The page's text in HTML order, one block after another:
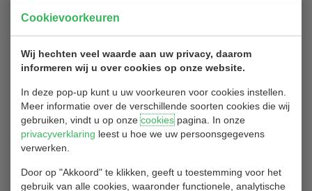
Cookievoorkeuren
Wij hechten veel waarde aan uw privacy, daarom
informeren wij u over cookies op onze website.
In deze pop-up kunt u uw voorkeuren voor cookies instellen.
Meer informatie over de verschillende soorten cookies die wij
gebruiken, vindt u op onzecookiespagina. In onze
privacyverklaring leest u hoe we uw persoonsgegevens
verwerken.
Door op "Akkoord" te klikken, geeft u toestemming voor het
gebruik van alle cookies, waaronder functionele, analytische
28/12/2023
De eerste wedstrijden in januari zijn begonnen.
De inschrijfperiode van wedstrijden in januari en februari is korter